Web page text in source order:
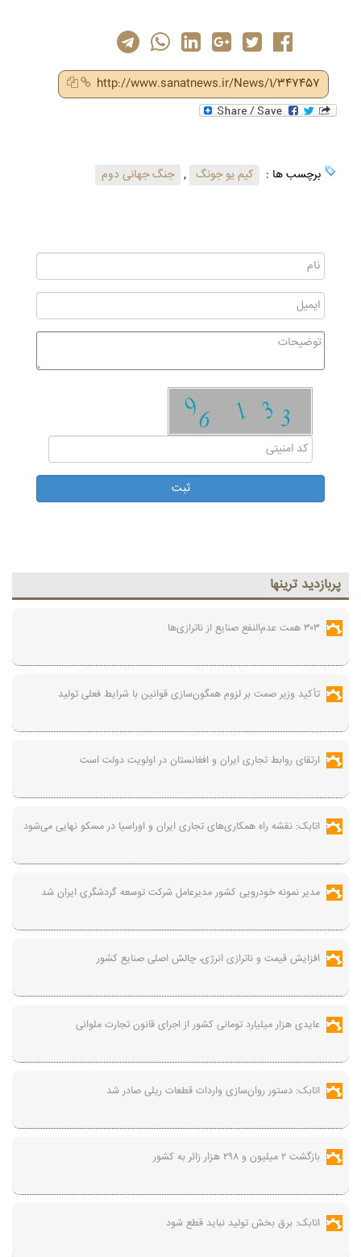
http://www.sanatnews.ir/News/1/347457
برچسب ها : کیم یو جونگ , جنگ جهانی دوم
پربازديد ترينها
۳۰۳ همت عدم‌النفع صنایع از ناترازی‌ها
تأکید وزیر صمت بر لزوم همگون‌سازی قوانین با شرایط فعلی تولید
ارتقای روابط تجاری ایران و افغانستان در اولویت دولت است
اتابک: نقشه راه همکاری‌های تجاری ایران و اوراسیا در مسکو نهایی می‌شود
مدیر نمونه خودرویی کشور مدیرعامل شرکت توسعه گردشگری ایران شد
افزایش قیمت و ناترازی انرژی، چالش اصلی صنایع کشور
عایدی هزار میلیارد تومانی کشور از اجرای قانون تجارت ملوانی
اتابک: دستور روان‌سازی واردات قطعات ریلی صادر شد
بازگشت ۲ میلیون و ۲۹۸ هزار زائر به کشور
اتابک: برق بخش تولید نباید قطع شود